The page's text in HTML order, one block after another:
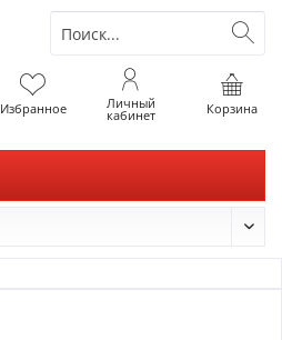
Корзина
Избранное Личный
кабинет